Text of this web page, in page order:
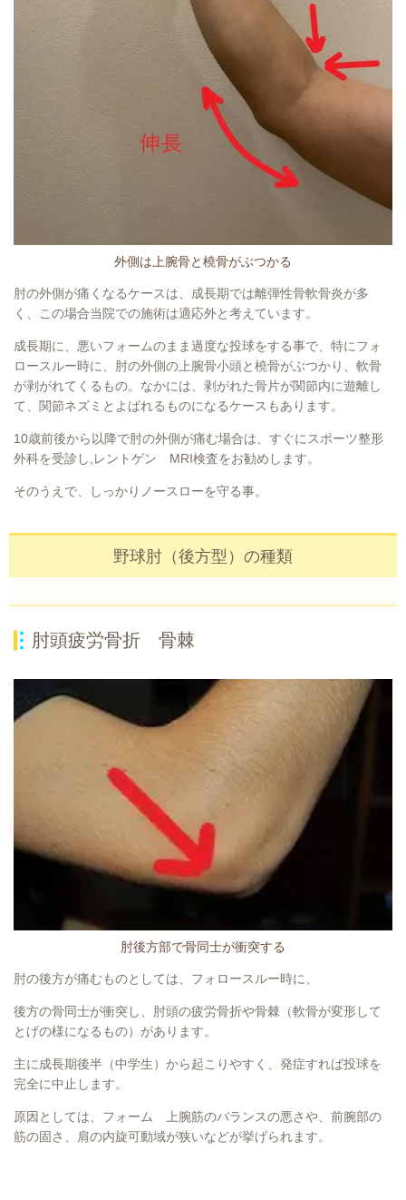
外側は上腕骨と橈骨がぶつかる
肘の外側が痛くなるケースは、成長期では離弾性骨軟骨炎が多
く、この場合当院での施術は適応外と考えています。
成長期に、悪いフォームのまま過度な投球をする事で、特にフォ
ロースルー時に、肘の外側の上腕骨小頭と橈骨がぶつかり、軟骨
が剥がれてくるもの。なかには、剥がれた骨片が関節内に遊離し
て、関節ネズミとよばれるものになるケースもあります。
10歳前後から以降で肘の外側が痛む場合は、すぐにスポーツ整形
外科を受診し,レントゲン MRI検査をお勧めします。
そのうえで、しっかりノースローを守る事。
野球肘（後方型）の種類
肘頭疲労骨折 骨棘
肘後方部で骨同士が衝突する
肘の後方が痛むものとしては、フォロースルー時に、
後方の骨同士が衝突し、肘頭の疲労骨折や骨棘（軟骨が変形して
とげの様になるもの）があります。
主に成長期後半（中学生）から起こりやすく、発症すれば投球を
完全に中止します。
原因としては、フォーム 上腕筋のバランスの悪さや、前腕部の
筋の固さ、肩の内旋可動域が狭いなどが挙げられます。